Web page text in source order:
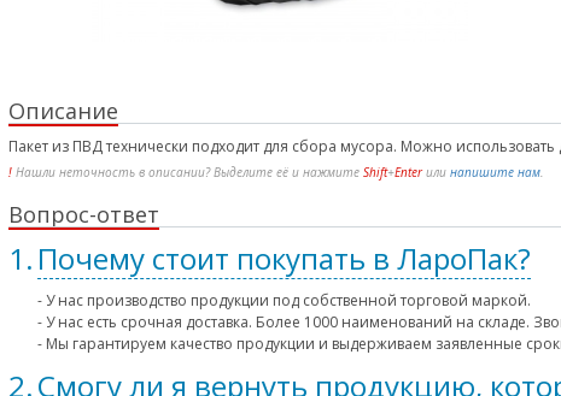
Описание
Пакет из ПВД технически подходит для сбора мусора. Можно
! Нашли неточность в описании? Выделите её и нажмите Shift+Enterили напишите нам.
Вопрос-ответ
Почему стоит покупать в ЛароПак?
- У нас производство продукции под собственной торговой маркой.
- У нас есть срочная доставка. Более 1000 наименований на складе.
- Мы гарантируем качество продукции и выдерживаем заявленные
Смогу ли я вернуть продукцию,